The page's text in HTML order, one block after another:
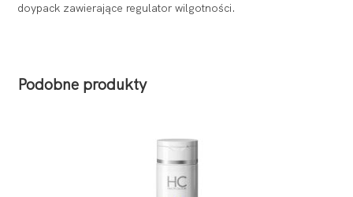
doypack zawierające regulator wilgotności.
Podobne produkty